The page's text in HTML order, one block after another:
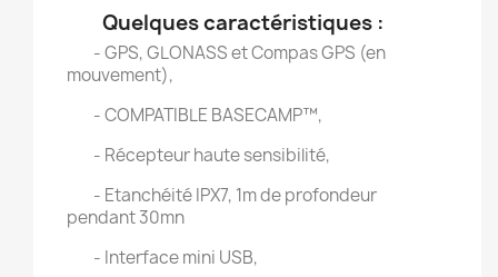
Quelques caractéristiques :
- GPS, GLONASS et Compas GPS (en
mouvement),
- COMPATIBLE BASECAMP™,
- Récepteur haute sensibilité,
- Etanchéité IPX7, 1m de profondeur
pendant 30mn
- Interface mini USB,